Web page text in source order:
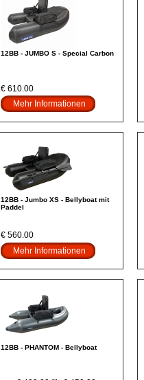
12BB - JUMBO S - Special Carbon
€ 610.00
Mehr Informationen
12BB - Jumbo XS - Bellyboat mit
Paddel
€ 560.00
Mehr Informationen
12BB - PHANTOM - Bellyboat